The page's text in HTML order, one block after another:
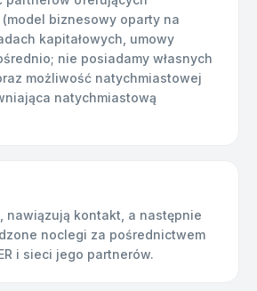
biznesowy oparty na
kapitałowych, umowy
nie posiadamy własnych
możliwość natychmiastowej
natychmiastową
nawiązują kontakt, a następnie
noclegi za pośrednictwem
i sieci jego partnerów.